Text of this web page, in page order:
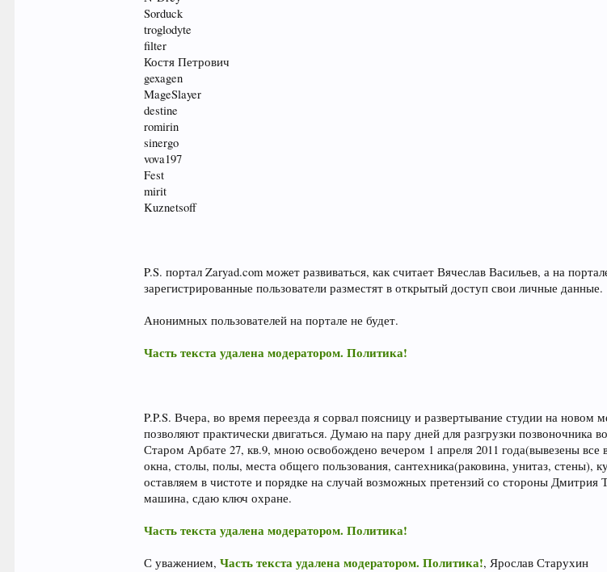
Sorduck
troglodyte
filter
Костя Петрович
gexagen
MageSlayer
destine
romirin
sinergo
vova197
Fest
mirit
Kuznetsoff
P.S. портал Zaryad.com может развиваться, как считает Вячеслав Васильев, а на
зарегистрированные пользователи разместят в открытый доступ свои личные данные.
Анонимных пользователей на портале не будет.
Часть текста удалена модератором. Политика!
P.P.S. Вчера, во время переезда я сорвал поясницу и развертывание студии на
позволяют практически двигаться. Думаю на пару дней для разгрузки
Старом Арбате 27, кв.9, мною освобождено вечером 1 апреля 2011 года(вывезены
окна, столы, полы, места общего пользования, сантехника(раковина, унитаз,
оставляем в чистоте и порядке на случай возможных претензий со стороны Дмитрия
машина, сдаю ключ охране.
Часть текста удалена модератором. Политика!
С уважением,Часть текста удалена модератором. Политика!, Ярослав Старухин